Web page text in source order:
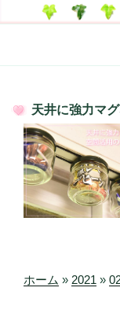
ン
ン
SO-GLAD
世界の料理のエッセ
綴る、世界248か国
投
稿
日:
天井に強力マ
ホーム » 2021 »